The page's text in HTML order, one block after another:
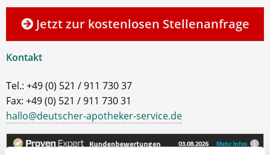
Jetzt zur kostenlosen Stellenanfrage
Kontakt
Tel.: +49 (0) 521 / 911 730 37
Fax: +49 (0) 521 / 911 730 31
hallo@deutscher-apotheker-service.de